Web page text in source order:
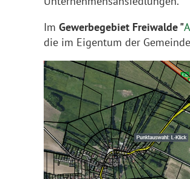
Im Gewerbegebiet Freiwalde "
die im Eigentum der